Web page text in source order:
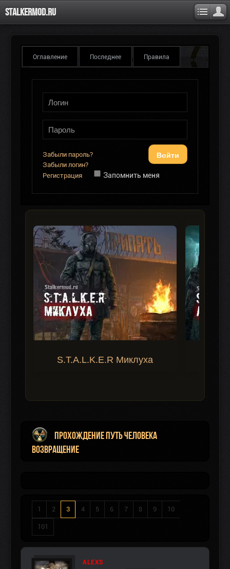
Stalkermod.ru
Оглавление Последнее Правила
Войти
Забыли пароль?
Забыли логин?
Регистрация
Запомнить меня
S.T.A.L.K.E.R Миклуха
Прохождение Путь Человека
Возвращение
1 2 3 4 5 6 7 8 9 10
101
ALEXS